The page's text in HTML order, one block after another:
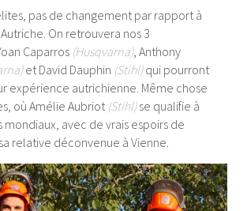
pas de changement par rapport à
On retrouvera nos 3
Caparros (Husqvarna), Anthony
et David Dauphin (Stihl)qui pourront
expérience autrichienne. Même chose
où Amélie Aubriot (Stihl)se qualifie à
mondiaux, avec de vrais espoirs de
relative déconvenue à Vienne.